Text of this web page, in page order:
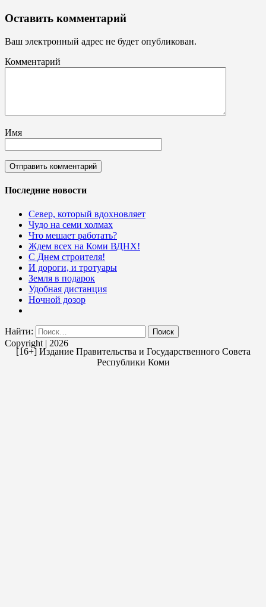
Оставить комментарий
Ваш электронный адрес не будет опубликован.
Комментарий
Имя
Последние новости
Север, который вдохновляет
Чудо на семи холмах
Что мешает работать?
Ждем всех на Коми ВДНХ!
С Днем строителя!
И дороги, и тротуары
Земля в подарок
Удобная дистанция
Ночной дозор
Найти:
Copyright | 2026
[16+] Издание Правительства и Государственного Совета
Республики Коми